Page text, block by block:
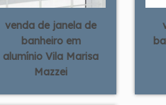
venda de janela de
banheiro em
alumínio Vila Marisa
Mazzei